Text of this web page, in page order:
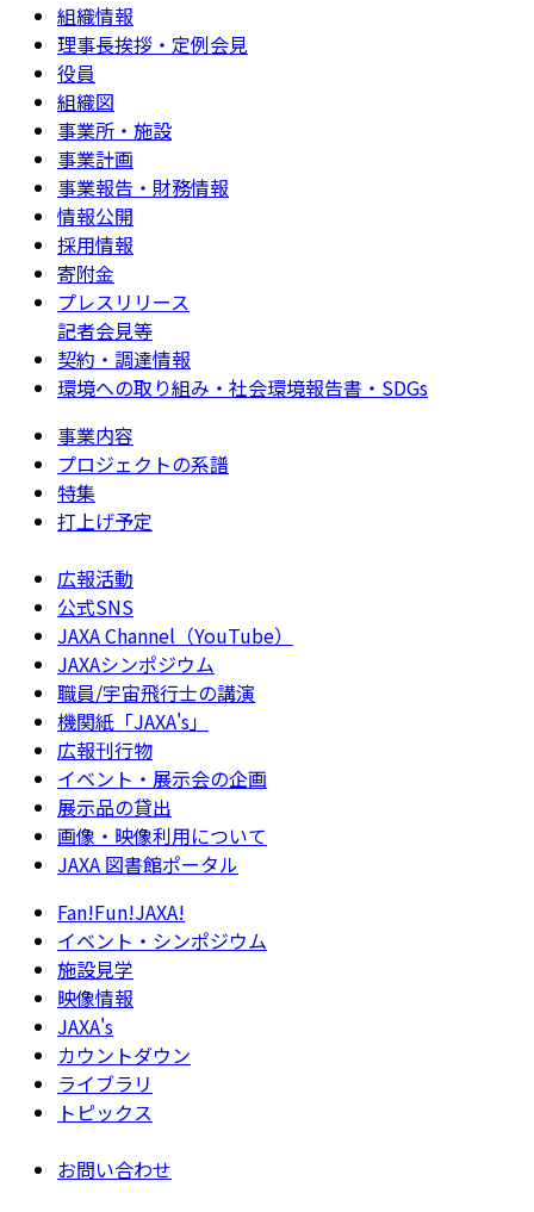
組織情報
理事長挨拶・定例会見
役員
組織図
事業所・施設
事業計画
事業報告・財務情報
情報公開
採用情報
寄附金
プレスリリース
記者会見等
契約・調達情報
環境への取り組み・社会環境報告書・SDGs
事業内容
プロジェクトの系譜
特集
打上げ予定
広報活動
公式SNS
JAXA Channel（YouTube）
JAXAシンポジウム
職員/宇宙飛行士の講演
機関紙「JAXA's」
広報刊行物
イベント・展示会の企画
展示品の貸出
画像・映像利用について
JAXA 図書館ポータル
Fan!Fun!JAXA!
イベント・シンポジウム
施設見学
映像情報
JAXA's
カウントダウン
ライブラリ
トピックス
お問い合わせ